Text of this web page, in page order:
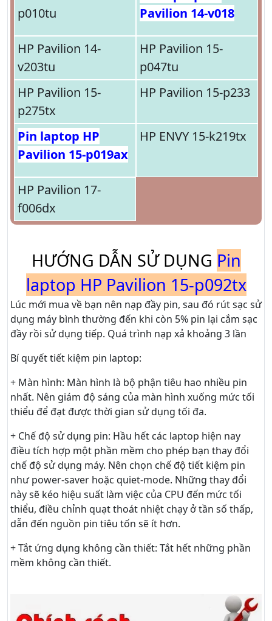
p010tu
Pavilion 14-v018
HP Pavilion 14-
v203tu
HP Pavilion 15-
p047tu
HP Pavilion 15-
p275tx
HP Pavilion 15-p233
Pin laptop HP
Pavilion 15-p019ax
HP ENVY 15-k219tx
HP Pavilion 17-
f006dx
HƯỚNG DẪN SỬ DỤNG Pin
laptop HP Pavilion 15-p092tx
Lúc mới mua về bạn nên nạp đầy pin, sau đó rút sạc sử
dụng máy bình thường đến khi còn 5% pin lại cắm sạc
đầy rồi sử dụng tiếp. Quá trình nạp xả khoảng 3 lần
Bí quyết tiết kiệm pin laptop:
+ Màn hình: Màn hình là bộ phận tiêu hao nhiều pin
nhất. Nên giám độ sáng của màn hình xuống mức tối
thiểu để đạt được thời gian sử dụng tối đa.
+ Chế độ sử dụng pin: Hầu hết các laptop hiện nay
điều tích hợp một phần mềm cho phép bạn thay đổi
chế độ sử dụng máy. Nên chọn chế độ tiết kiệm pin
như power-saver hoặc quiet-mode. Những thay đổi
này sẽ kéo hiệu suất làm việc của CPU đến mức tối
thiểu, điều chỉnh quạt thoát nhiệt chạy ở tần số thấp,
dẫn đến nguồn pin tiêu tốn sẽ ít hơn.
+ Tắt ứng dụng không cần thiết: Tắt hết những phần
mềm không cần thiết.